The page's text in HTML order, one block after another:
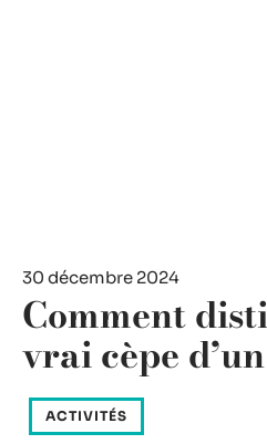
30 décembre 2024
Comment
vrai cèpe
ACTIVITÉS